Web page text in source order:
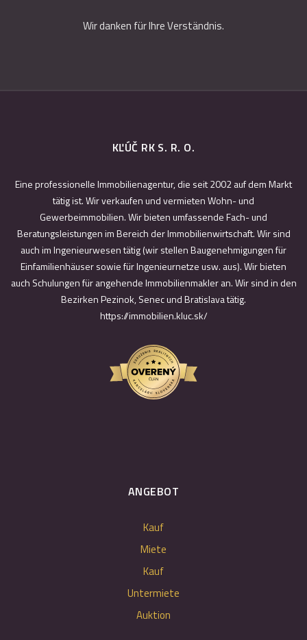
Wir danken für Ihre Verständnis.
KĽÚČ RK S. R. O.
Eine professionelle Immobilienagentur, die seit 2002 auf dem Markt
tätig ist. Wir verkaufen und vermieten Wohn- und
Gewerbeimmobilien. Wir bieten umfassende Fach- und
Beratungsleistungen im Bereich der Immobilienwirtschaft. Wir sind
auch im Ingenieurwesen tätig (wir stellen Baugenehmigungen für
Einfamilienhäuser sowie für Ingenieurnetze usw. aus). Wir bieten
auch Schulungen für angehende Immobilienmakler an. Wir sind in den
Bezirken Pezinok, Senec und Bratislava tätig.
https://immobilien.kluc.sk/
ANGEBOT
Kauf
Miete
Kauf
Untermiete
Auktion